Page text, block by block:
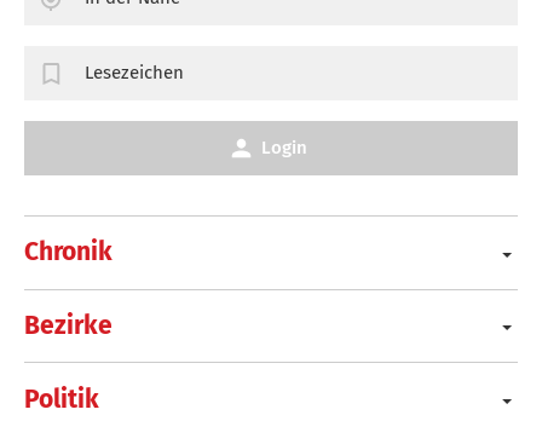
Chronik
Bezirke
Politik
Lesezeichen
Login